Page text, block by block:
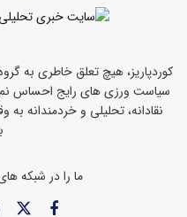
کوردپاریز، هیچ تعلق خاطری به
سیاست ورزی های رایج احساس
نقادانه، تحلیلی و خردمندانه
ما را در شبکه